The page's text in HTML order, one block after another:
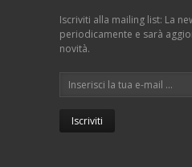
Iscriviti alla mailing list: La
periodicamente e sarà
novità.